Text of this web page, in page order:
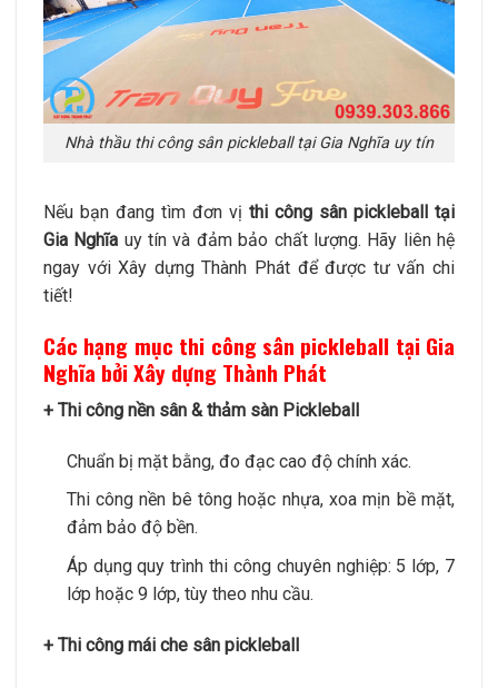
Nhà thầu thi công sân pickleball tại Gia Nghĩa uy tín
Nếu bạn đang tìm đơn vị thi công sân pickleball tại
Gia Nghĩa uy tín và đảm bảo chất lượng. Hãy liên hệ
ngay với Xây dựng Thành Phát để được tư vấn chi
tiết!
Các hạng mục thi công sân pickleball tại Gia
Nghĩa bởi Xây dựng Thành Phát
+ Thi công nền sân & thảm sàn Pickleball
Chuẩn bị mặt bằng, đo đạc cao độ chính xác.
Thi công nền bê tông hoặc nhựa, xoa mịn bề mặt,
đảm bảo độ bền.
Áp dụng quy trình thi công chuyên nghiệp: 5 lớp, 7
lớp hoặc 9 lớp, tùy theo nhu cầu.
+ Thi công mái che sân pickleball